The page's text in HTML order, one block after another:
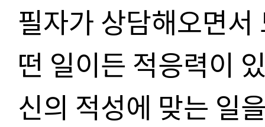
필자가 상담해오면
떤 일이든 적응력이
신의 적성에 맞는 일